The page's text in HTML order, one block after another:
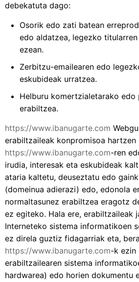
debekatuta dago:
Osorik edo zati batean
edo aldatzea, legezko
ezean.
Zerbitzu-emailearen edo
eskubideak urratzea.
Helburu komertzialetarako edo
erabiltzea.
https://www.ibanugarte.com
erabiltzaileak konpromisoa hartzen
https://www.ibanugarte.com-ren
irudia, interesak eta eskubideak
ataria kaltetu, deuseztatu edo
(domeinua adierazi) edo, edonola
normaltasunez erabiltzea eragotz
ez egiteko. Hala ere, erabiltzaileak
Interneteko sistema informatikoen
ez direla guztiz fidagarriak eta,
https://www.ibanugarte.com-k ezin
erabiltzailearen sistema
hardwarea) edo horien dokumentu